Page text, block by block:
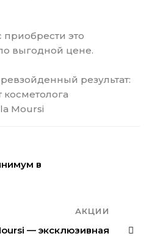
это
выгодной цене.
результат:
Moursi
в
АКЦИИ
— эксклюзивная